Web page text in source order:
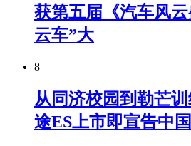
获第五届《汽车风
云车”大
8
从同济校园到勒芒
途ES上市即宣告中